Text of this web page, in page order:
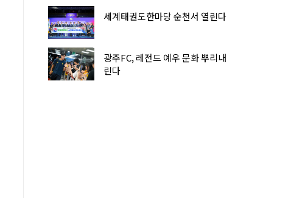
세계태권도한마당 순천서 열린다
광주FC, 레전드 예우 문화 뿌리내
린다